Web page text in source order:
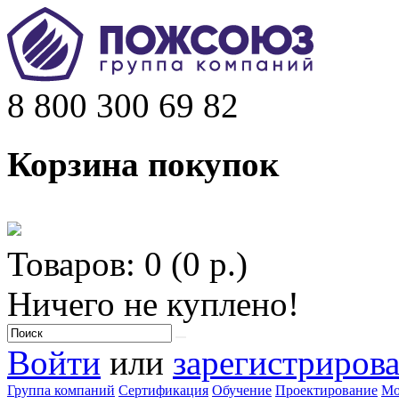
8 800 300 69 82
Корзина покупок
Товаров: 0 (0 р.)
Ничего не куплено!
Войти или
Группа компаний Сертификация Обучение Проектирование